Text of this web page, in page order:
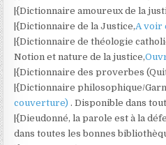
|{Dictionnaire amoureux de la
|{Dictionnaire de la Justice,A voir
|{Dictionnaire de théologie
Notion et nature de la justice,
|{Dictionnaire des proverbes
|{Dictionnaire philosophique/
couverture). Disponible dans
|{Dieudonné, la parole est à la
dans toutes les bonnes